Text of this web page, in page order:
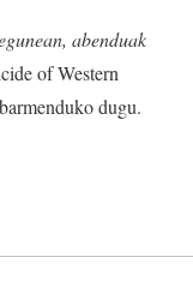
abenduak
of Western
dugu.